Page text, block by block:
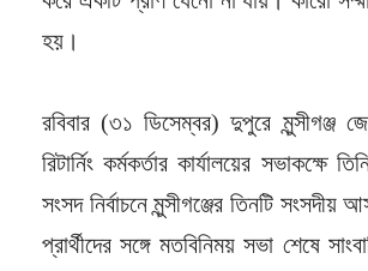
হয়।
রবিবার (৩১ ডিসেম্বর) দুপুরে মুন্সীগঞ্জ
রিটার্নিং কর্মকর্তার কার্যালয়ের সভাকক্ষে
সংসদ নির্বাচনে মুন্সীগঞ্জের তিনটি সংসদীয়
প্রার্থীদের সঙ্গে মতবিনিময় সভা শেষে